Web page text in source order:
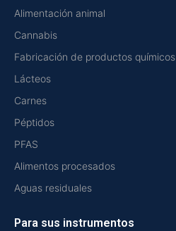
Alimentación animal
Cannabis
Fabricación de productos químicos
Lácteos
Carnes
Péptidos
PFAS
Alimentos procesados
Aguas residuales
Para sus instrumentos